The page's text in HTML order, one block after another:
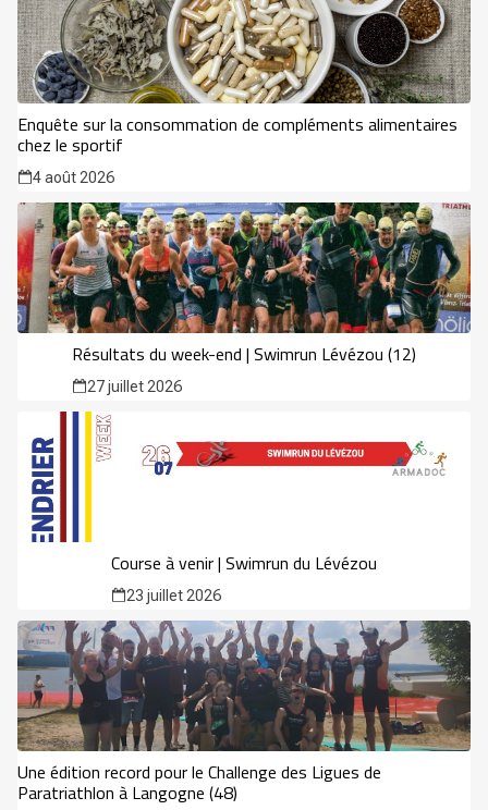
Enquête sur la consommation de compléments alimentaires
chez le sportif
4 août 2026
Résultats du week-end | Swimrun Lévézou (12)
27 juillet 2026
Course à venir | Swimrun du Lévézou
23 juillet 2026
Une édition record pour le Challenge des Ligues de
Paratriathlon à Langogne (48)